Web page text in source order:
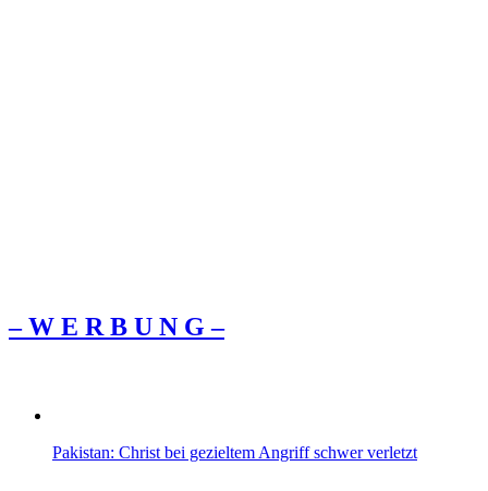
– W Ε R Β U Ν G –
Pakistan: Christ bei gezieltem Angriff schwer verletzt